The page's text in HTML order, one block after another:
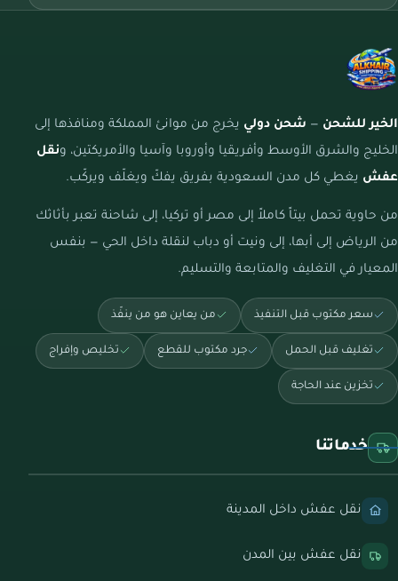
الخير للشحن — شحن دولي يخرج من موانئ المملكة ومنافذها إلى
الخليج والشرق الأوسط وأفريقيا وأوروبا وآسيا والأمريكتين، ونقل
عفش يغطي كل مدن السعودية بفريق يفكّ ويغلّف ويركّب.
من حاوية تحمل بيتاً كاملاً إلى مصر أو تركيا، إلى شاحنة تعبر بأثاثك
من الرياض إلى أبها، إلى ونيت أو دباب لنقلة داخل الحي — بنفس
المعيار في التغليف والمتابعة والتسليم.
سعر مكتوب قبل التنفيذ من يعاين هو من ينفّذ
تغليف قبل الحمل جرد مكتوب للقطع تخليص وإفراج
تخزين عند الحاجة
خدماتنا
نقل عفش داخل المدينة
نقل عفش بين المدن